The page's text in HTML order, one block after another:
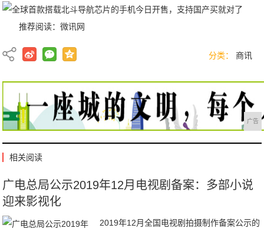
推荐阅读：微讯网
分类： 商讯
广告
相关阅读
广电总局公示2019年12月电视剧备案：多部小说
迎来影视化
2019年12月全国电视剧拍摄制作备案公示的